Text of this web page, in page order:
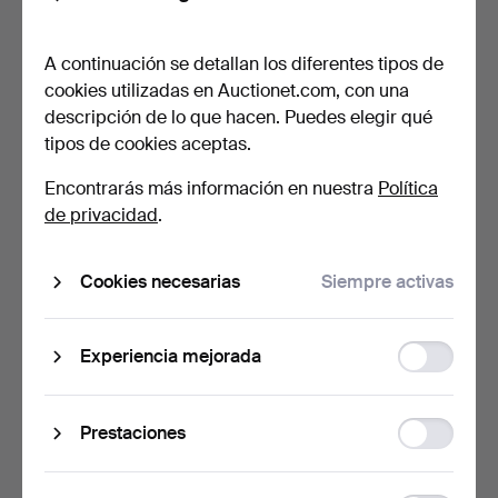
piedra tallada, peso…
3 pujas
202 USD
BROCHE, oro, 18K, con
A continuación se detallan los diferentes tipos de
cookies utilizadas en Auctionet.com, con una
descripción de lo que hacen. Puedes elegir qué
tipos de cookies aceptas.
Encontrarás más información en nuestra Política
de privacidad.
Cookies necesarias Siempre activas
Experiencia mejorada
storage
Prestaciones
storage